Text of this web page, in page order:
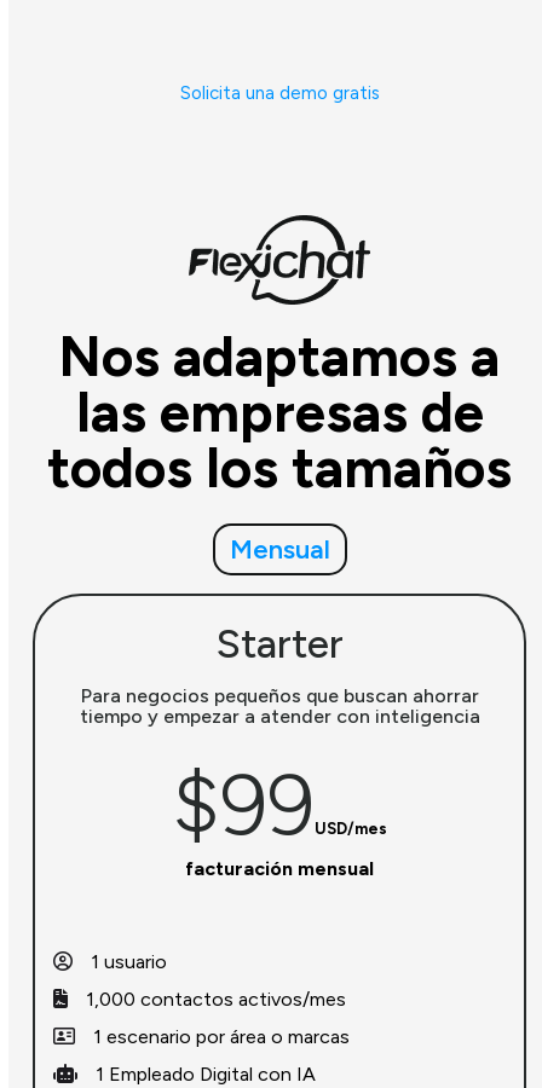
Solicita una demo gratis
Nos adaptamos a
las empresas de
todos los tamaños
Mensual
Starter
Para negocios pequeños que buscan ahorrar
tiempo y empezar a atender con inteligencia
$99 USD/mes
facturación mensual
1 usuario
1,000 contactos activos/mes
1 escenario por área o marcas
1 Empleado Digital con IA